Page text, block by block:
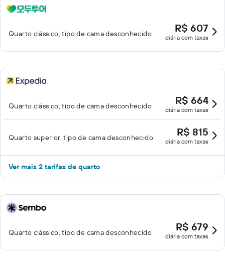
Quarto clássico, tipo de cama desconhecido R$ 607
diária com taxas
Quarto clássico, tipo de cama desconhecido R$ 664
diária com taxas
Quarto superior, tipo de cama desconhecido R$ 815
diária com taxas
Ver mais 2 tarifas de quarto
Quarto clássico, tipo de cama desconhecido R$ 679
diária com taxas